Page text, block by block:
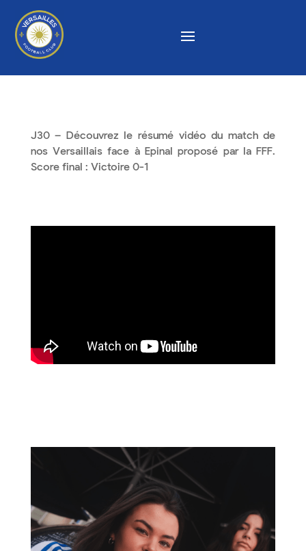
J30 – Découvrez le résumé vidéo du match de
nos Versaillais face à Epinal proposé par la FFF.
Score final : Victoire 0-1